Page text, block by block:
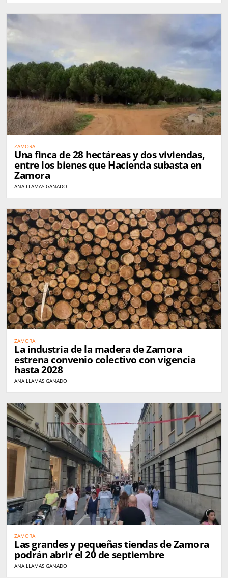
ZAMORA
Una finca de 28 hectáreas y dos viviendas,
entre los bienes que Hacienda subasta en
Zamora
ANA LLAMAS GANADO
ZAMORA
La industria de la madera de Zamora
estrena convenio colectivo con vigencia
hasta 2028
ANA LLAMAS GANADO
ZAMORA
Las grandes y pequeñas tiendas de Zamora
podrán abrir el 20 de septiembre
ANA LLAMAS GANADO